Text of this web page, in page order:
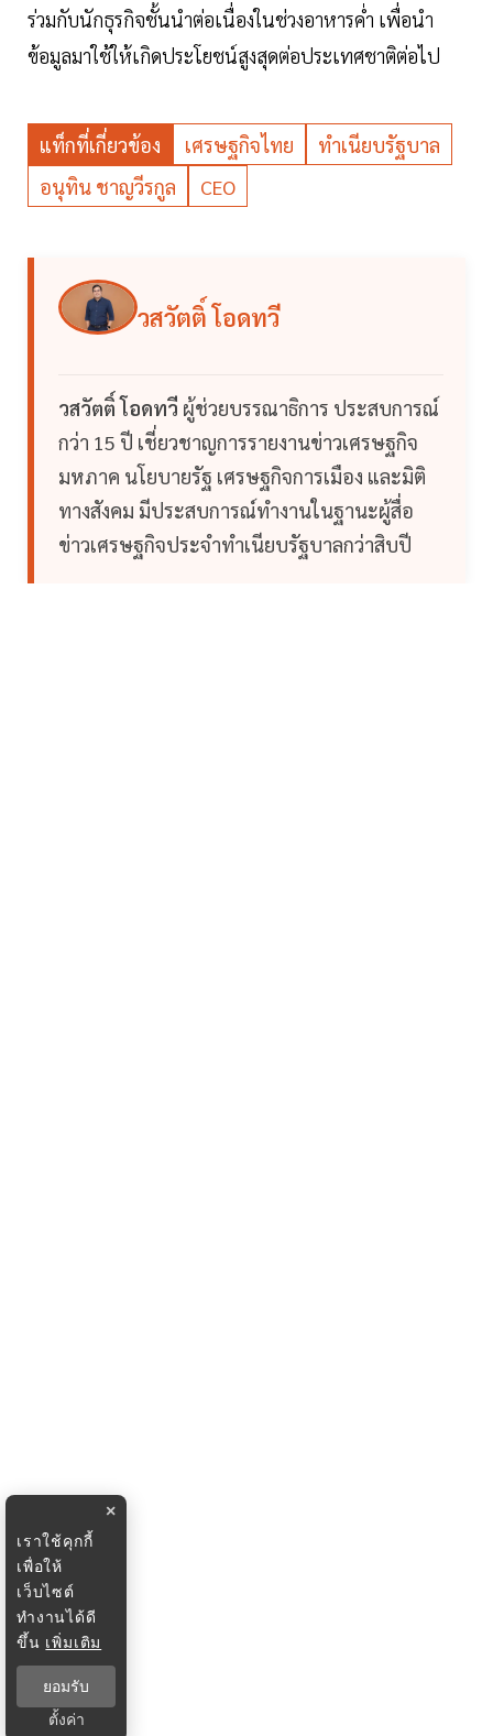
ร่วมกับนักธุรกิจชั้นนำต่อเนื่องในช่วงอาหารค่ำ เพื่อนำ
ข้อมูลมาใช้ให้เกิดประโยชน์สูงสุดต่อประเทศชาติต่อไป
แท็กที่เกี่ยวข้อง เศรษฐกิจไทย
ทำเนียบรัฐบาล
อนุทิน ชาญวีรกูล
CEO
วสวัตติ์ โอดทวี
วสวัตติ์ โอดทวี ผู้ช่วยบรรณาธิการ ประสบการณ์
กว่า 15 ปี เชี่ยวชาญการรายงานข่าวเศรษฐกิจ
มหภาค นโยบายรัฐ เศรษฐกิจการเมือง และมิติ
ทางสังคม มีประสบการณ์ทำงานในฐานะผู้สื่อ
ข่าวเศรษฐกิจประจำทำเนียบรัฐบาลกว่าสิบปี
×
เราใช้คุกกี้
เพื่อให้
เว็บไซต์
ทำงานได้ดี
ขึ้น เพิ่มเติม
ยอมรับ
ตั้งค่า